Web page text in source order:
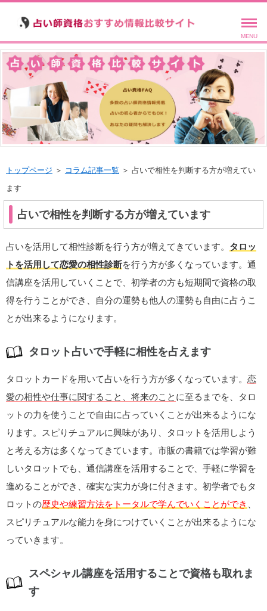
MENU
トップページ ＞ コラム記事一覧 ＞ 占いで相性を判断する方が増えてい
ます
占いで相性を判断する方が増えています
占いを活用して相性診断を行う方が増えてきています。 タロッ
トを活用して恋愛の相性診断を行う方が多くなっています。通
信講座を活用していくことで、初学者の方も短期間で資格の取
得を行うことができ、自分の運勢も他人の運勢も自由に占うこ
とが出来るようになります。
タロット占いで手軽に相性を占えます
タロットカードを用いて占いを行う方が多くなっています。 恋
愛の相性や仕事に関すること、将来のこと に至るまでを、タロ
ットの力を使うことで自由に占っていくことが出来るようにな
ります。スピりチュアルに興味があり、タロットを活用しよう
と考える方は多くなってきています。市販の書籍では学習が難
しいタロットでも、通信講座を活用することで、手軽に学習を
進めることができ、確実な実力が身に付きます。初学者でもタ
ロットの歴史や練習方法をトータルで学んでいくことができ
スピリチュアルな能力を身につけていくことが出来るようにな
っていきます。
スペシャル講座を活用することで資格も取れま
す